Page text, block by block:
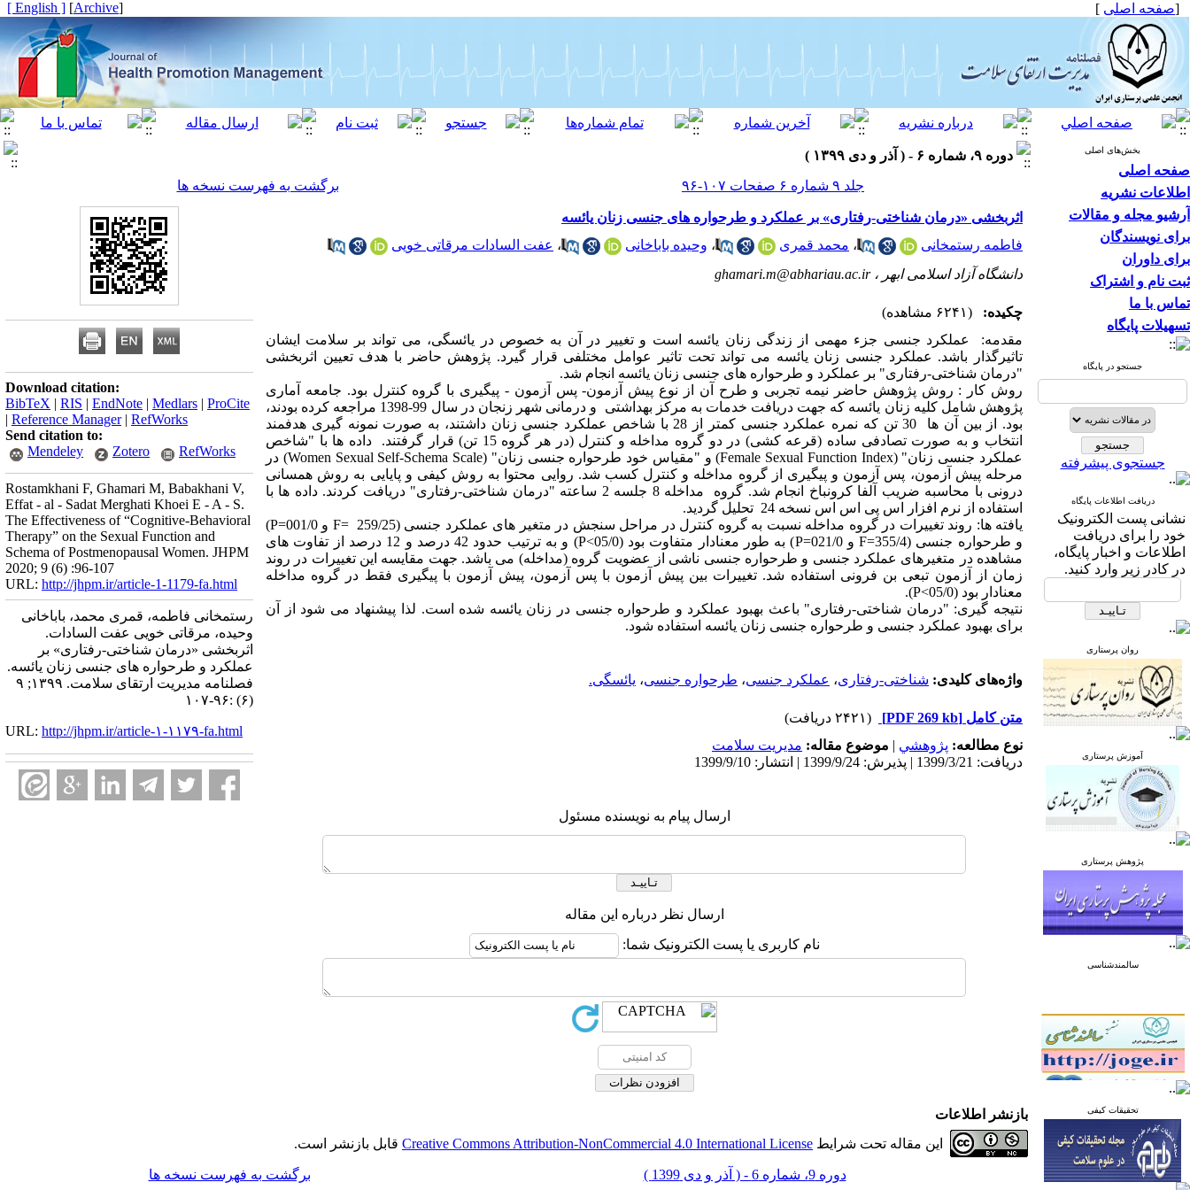
[صفحه اصلی ]
[
Archive
]
[ English ]
بخش‌های اصلی
صفحه اصلی
اطلاعات نشریه
آرشیو مجله و مقالات
برای نویسندگان
برای داوران
ثبت نام و اشتراک
تماس با ما
تسهیلات پایگاه
جستجو در پایگاه
جستجوی پیشرفته
دریافت اطلاعات پایگاه
نشانی پست الکترونیک
خود را برای دریافت
اطلاعات و اخبار پایگاه،
در کادر زیر وارد کنید.
روان پرستاری
آموزش پرستاری
پژوهش پرستاری
سالمندشناسی
تحقیقات کیفی
دوره ۹، شماره ۶ - ( آذر و دی ۱۳۹۹ )
جلد ۹ شماره ۶ صفحات ۱۰۷-۹۶
برگشت به فهرست نسخه ها
اثربخشی «درمان شناختی-رفتاری» بر عملکرد و طرحواره های جنسی زنان یائسه
فاطمه رستمخانی
، محمد قمری ، وحیده باباخانی ، عفت السادات مرقاتی خویی
دانشگاه آزاد اسلامی ابهر ،ghamari.m@abhariau.ac.ir
چکیده:
(۶۲۴۱ مشاهده)
مقدمه: عملکرد جنسی جزء مهمی از زندگی زنان یائسه است و تغییر در آن به خصوص در یائسگی، می تواند بر سلامت ایشان
تاثیرگذار باشد. عملکرد جنسی زنان یائسه می تواند تحت تاثیر عوامل مختلفی قرار گیرد. پژوهش حاضر با هدف تعیین اثربخشی
"درمان شناختی-رفتاری" بر عملکرد و طرحواره های جنسی زنان یائسه انجام شد.
روش کار : روش پژوهش حاضر نیمه تجربی و طرح آن از نوع پیش آزمون- پس آزمون - پیگیری با گروه کنترل بود. جامعه آماری
پژوهش شامل کلیه زنان یائسه که جهت دریافت خدمات به مرکز بهداشتی و درمانی شهر زنجان در سال 99-1398 مراجعه کرده بودند،
بود. از بین آن ها 30 تن که نمره عملکرد جنسی کمتر از 28 با شاخص عملکرد جنسی زنان داشتند، به صورت نمونه گیری هدفمند
انتخاب و به صورت تصادفی ساده (قرعه کشی) در دو گروه مداخله و کنترل (در هر گروه 15 تن) قرار گرفتند. داده ها با "شاخص
عملکرد جنسی زنان" (Female Sexual Function Index) و "مقیاس خود طرحواره جنسی زنان" (Women Sexual Self-Schema Scale) در
مرحله پیش آزمون، پس آزمون و پیگیری از گروه مداخله و کنترل کسب شد. روایی محتوا به روش کیفی و پایایی به روش همسانی
درونی با محاسبه ضریب آلفا کرونباخ انجام شد. گروه مداخله 8 جلسه 2 ساعته "درمان شناختی-رفتاری" دریافت کردند. داده ها با
استفاده از نرم افزار اس پی اس اس نسخه 24 تحلیل گردید.
یافته ها: روند تغییرات در گروه مداخله نسبت به گروه کنترل در مراحل سنجش در متغیر های عملکرد جنسی (259/25 =F و 001/0=P)
و طرحواره جنسی (355/4=F و 021/0=P) به طور معنادار متفاوت بود (05/0>P) و به ترتیب حدود 42 درصد و 12 درصد از تفاوت های
مشاهده در متغیرهای عملکرد جنسی و طرحواره جنسی ناشی از عضویت گروه (مداخله) می باشد. جهت مقایسه این تغییرات در روند
زمان از آزمون تبعی بن فرونی استفاده شد. تغییرات بین پیش آزمون با پس آزمون، پیش آزمون با پیگیری فقط در گروه مداخله
معنادار بود (05/0>P).
نتیجه گیری: "درمان شناختی-رفتاری" باعث بهبود عملکرد و طرحواره جنسی در زنان یائسه شده است. لذا پیشنهاد می شود از آن
برای بهبود عملکرد جنسی و طرحواره جنسی زنان یائسه استفاده شود.
واژه‌های کلیدی: شناختی-رفتاری، عملکرد جنسی، طرحواره جنسی، یائسگی.
متن کامل [PDF 269 kb]
(۲۴۲۱ دریافت)
نوع مطالعه: پژوهشي | موضوع مقاله: مدیریت سلامت
دریافت: 1399/3/21 | پذیرش: 1399/9/24 | انتشار: 1399/9/10
ارسال پیام به نویسنده مسئول
ارسال نظر درباره این مقاله
نام کاربری یا پست الکترونیک شما:
Download citation:
BibTeX | RIS | EndNote | Medlars | ProCite
| Reference Manager| RefWorks
Send citation to:
Mendeley
Zotero RefWorks
Rostamkhani F, Ghamari M, Babakhani V,
Effat - al - Sadat Merghati Khoei E - A - S.
The Effectiveness of “Cognitive-Behavioral
Therapy” on the Sexual Function and
Schema of Postmenopausal Women. JHPM
2020; 9 (6) :96-107
URL: http://jhpm.ir/article-1-1179-fa.html
رستمخانی فاطمه، قمری محمد، باباخانی
وحیده، مرقاتی خویی عفت السادات.
اثربخشی «درمان شناختی-رفتاری» بر
عملکرد و طرحواره های جنسی زنان یائسه.
فصلنامه مدیریت ارتقای سلامت. ۱۳۹۹; ۹
(۶) :۹۶-۱۰۷
URL: http://jhpm.ir/article-۱-۱۱۷۹-fa.html
بازنشر اطلاعات
این مقاله تحت شرایط Creative Commons Attribution-NonCommercial 4.0 International License قابل بازنشر است.
دوره 9، شماره 6 - ( آذر و دی 1399 ) برگشت به فهرست نسخه ها